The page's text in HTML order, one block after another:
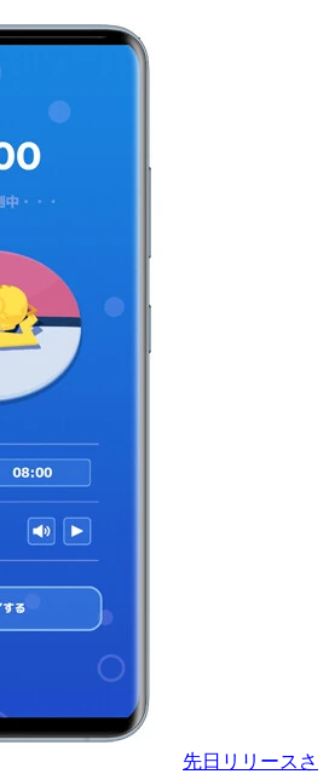
先日リリースさ